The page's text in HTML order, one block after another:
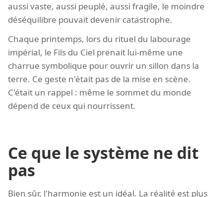
aussi vaste, aussi peuplé, aussi fragile, le moindre
déséquilibre pouvait devenir catastrophe.
Chaque printemps, lors du rituel du labourage
impérial, le Fils du Ciel prenait lui-même une
charrue symbolique pour ouvrir un sillon dans la
terre. Ce geste n'était pas de la mise en scène.
C'était un rappel : même le sommet du monde
dépend de ceux qui nourrissent.
Ce que le système ne dit
pas
Bien sûr, l'harmonie est un idéal. La réalité est plus